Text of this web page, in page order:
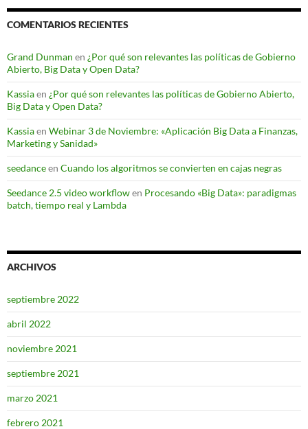
COMENTARIOS RECIENTES
Grand Dunman en ¿Por qué son relevantes las políticas de Gobierno
Abierto, Big Data y Open Data?
Kassiaen ¿Por qué son relevantes las políticas de Gobierno Abierto,
Big Data y Open Data?
Kassiaen Webinar 3 de Noviembre: «Aplicación Big Data a Finanzas,
Marketing y Sanidad»
seedanceen Cuando los algoritmos se convierten en cajas negras
Seedance 2.5 video workflowen Procesando «Big Data»: paradigmas
batch, tiempo real y Lambda
ARCHIVOS
septiembre 2022
abril 2022
noviembre 2021
septiembre 2021
marzo 2021
febrero 2021